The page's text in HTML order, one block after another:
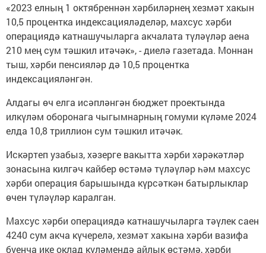
«2023 елның 1 октябреннән хәрбиләрнең хезмәт хакын
10,5 процентка индексацияләделәр, махсус хәрби
операциядә катнашучыларга акчалата түләүләр аена
210 мең сум тәшкил итәчәк», - диелә газетада. Моннан
тыш, хәрби пенсияләр дә 10,5 процентка
индексацияләнгән.
Алдагы өч елга исәпләнгән бюджет проектында
илкүләм оборонага чыгымнарның гомуми күләме 2024
елда 10,8 триллион сум тәшкил итәчәк.
Искәртеп узабыз, хәзерге вакытта хәрби хәрәкәтләр
зонасына килгәч кайбер өстәмә түләүләр һәм махсус
хәрби операция барышында күрсәткән батырлыклар
өчен түләүләр каралган.
Махсус хәрби операциядә катнашучыларга тәүлек саен
4240 сум акча күчерелә, хезмәт хакына хәрби вазифа
буенча ике оклад күләмендә айлык өстәмә, хәрби